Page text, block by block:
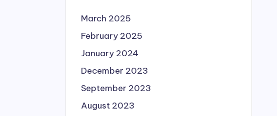
March 2025
February 2025
January 2024
December 2023
September 2023
August 2023